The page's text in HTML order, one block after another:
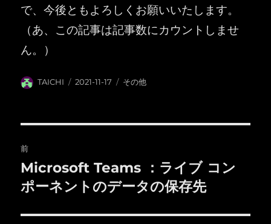
で、今後ともよろしくお願いいたします。
（あ、この記事は記事数にカウントしませ
ん。）
投
TAICHI
投
2021-11-17
カ
その他
稿
ナ
ビ
前
前
の
稿:
Microsoft Teams ：ライブ コン
ポーネントのデータの保存先